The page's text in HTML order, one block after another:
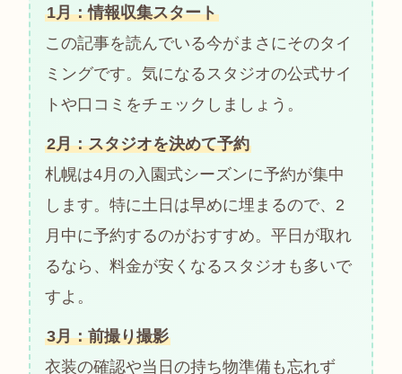
1月：情報収集スタート
この記事を読んでいる今がまさにそのタイ
ミングです。気になるスタジオの公式サイ
トや口コミをチェックしましょう。
2月：スタジオを決めて予約
札幌は4月の入園式シーズンに予約が集中
します。特に土日は早めに埋まるので、2
月中に予約するのがおすすめ。平日が取れ
るなら、料金が安くなるスタジオも多いで
すよ。
3月：前撮り撮影
衣装の確認や当日の持ち物準備も忘れず